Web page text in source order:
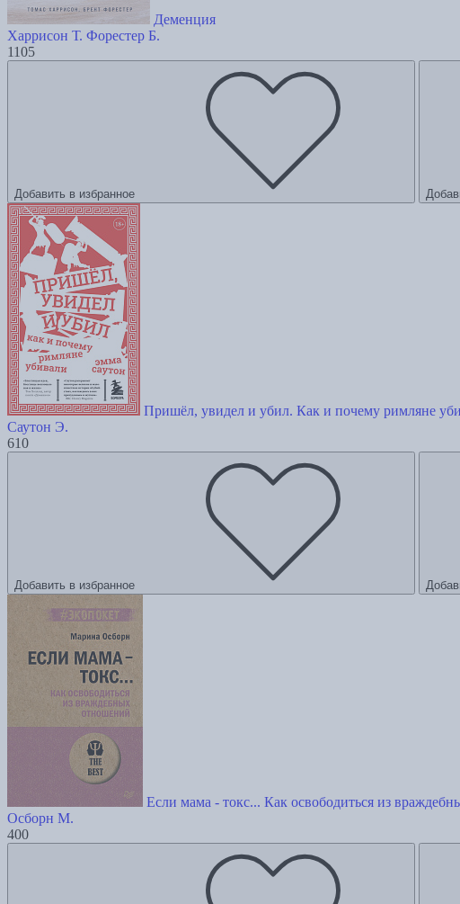
Деменция
Харрисон Т. Форестер Б.
1105
Добавить в избранное
Пришёл, увидел и убил. Как и почему римляне
Саутон Э.
610
Добавить в избранное
Если мама - токс... Как освободиться из
Осборн М.
400